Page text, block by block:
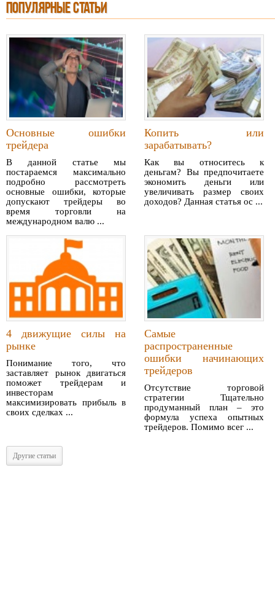
ПОПУЛЯРНЫЕ СТАТЬИ
Основные ошибки
трейдера
В данной статье мы
постараемся максимально
подробно рассмотреть
основные ошибки, которые
допускают трейдеры во
время торговли на
международном валю ...
Копить или
зарабатывать?
Как вы относитесь к
деньгам? Вы предпочитаете
экономить деньги или
увеличивать размер своих
доходов? Данная статья ос ...
4 движущие силы на
рынке
Понимание того, что
заставляет рынок двигаться
поможет трейдерам и
инвесторам
максимизировать прибыль в
своих сделках ...
Самые
распространенные
ошибки начинающих
трейдеров
Отсутствие торговой
стратегии Тщательно
продуманный план – это
формула успеха опытных
трейдеров. Помимо всег ...
Другие статьи